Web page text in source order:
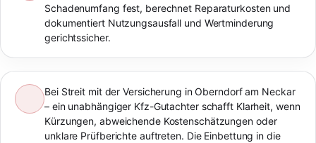
Schadenumfang fest, berechnet Reparaturkosten und
dokumentiert Nutzungsausfall und Wertminderung
gerichtssicher.
Bei Streit mit der Versicherung in Oberndorf am Neckar
– ein unabhängiger Kfz-Gutachter schafft Klarheit, wenn
Kürzungen, abweichende Kostenschätzungen oder
unklare Prüfberichte auftreten. Die Einbettung in die